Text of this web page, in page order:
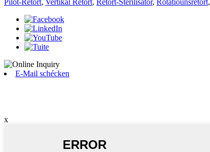
Pilot-Retort, Vertikal Retort, Retort-Sterilisator, Rotatiounsretort,
E-Mail schécken
x